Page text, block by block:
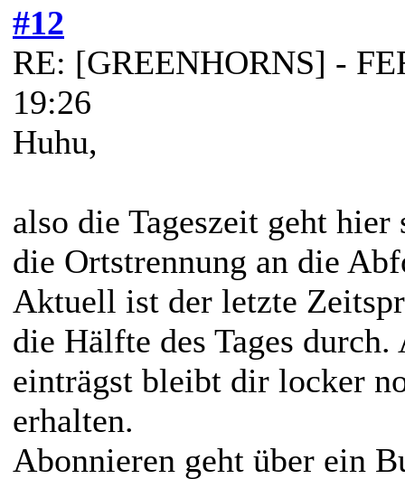
#12
RE: [GREENHORNS] -
19:26
Huhu,
also die Tageszeit geht
die Ortstrennung an die
Aktuell ist der letzte
die Hälfte des Tages
einträgst bleibt dir locker
erhalten.
Abonnieren geht über ein